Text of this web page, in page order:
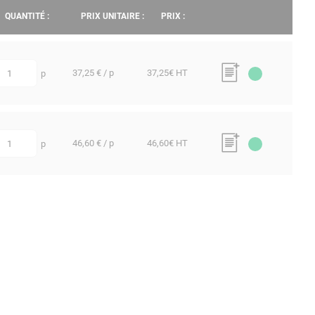
QUANTITÉ : PRIX UNITAIRE : PRIX :
p 37,25 € / p 37,25€ HT
p 46,60 € / p 46,60€ HT